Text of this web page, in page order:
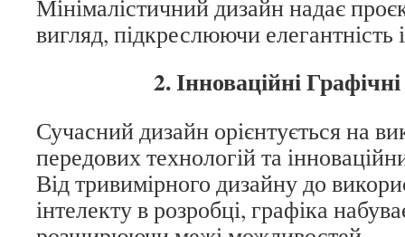
Мінімалістичний дизайн надає
вигляд, підкреслюючи елегантність
2. Інноваційні
Сучасний дизайн орієнтується на
передових технологій та
Від тривимірного дизайну до
інтелекту в розробці, графіка